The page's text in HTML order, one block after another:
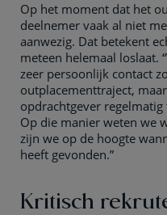
Op het moment dat het
deelnemer vaak al niet
aanwezig. Dat betekent
meteen helemaal loslaat.
zeer persoonlijk contact
outplacementtraject,
opdrachtgever
Op die manier weten we
zijn we op de hoogte
heeft gevonden.”
Kritisch